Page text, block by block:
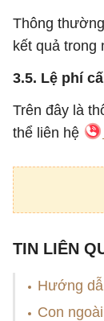
Thông
kết quả trong
3.5. Lệ phí
Trên đây là
thể liên hệ
TIN LIÊN
Hướng
Con